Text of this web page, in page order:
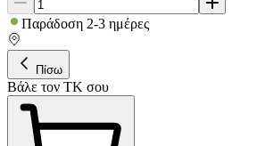
Παράδοση 2-3 ημέρες
Πίσω
Βάλε τον ΤΚ σου